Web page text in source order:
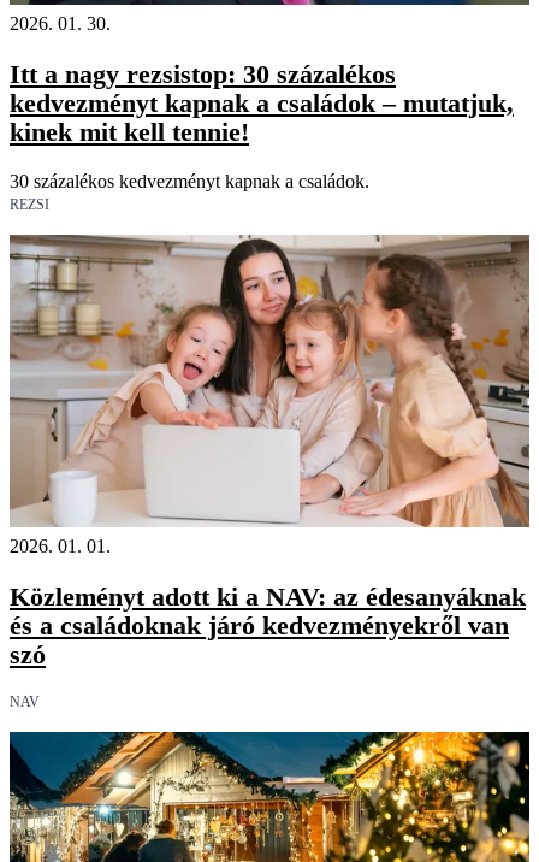
2026. 01. 30.
Itt a nagy rezsistop: 30 százalékos
kedvezményt kapnak a családok – mutatjuk,
kinek mit kell tennie!
30 százalékos kedvezményt kapnak a családok.
REZSI
2026. 01. 01.
Közleményt adott ki a NAV: az édesanyáknak
és a családoknak járó kedvezményekről van
szó
NAV